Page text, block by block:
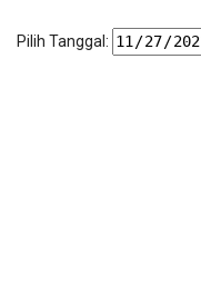
Pilih Tanggal: